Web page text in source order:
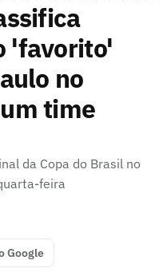
'favorito'
no
time
da Copa do Brasil no
feira
Google